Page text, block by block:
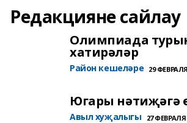
Редакцияне сайлау
Олимпиада
хатирәләр
Район кешеләре 29 ФЕВРАЛЯ
Югары нәтиҗәгә
Авыл хуҗалыгы 27 ФЕВРАЛЯ